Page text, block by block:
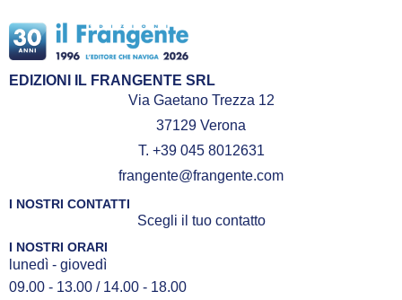
EDIZIONI IL FRANGENTE SRL
Via Gaetano Trezza 12
37129 Verona
T. +39 045 8012631
frangente@frangente.com
I NOSTRI CONTATTI
Scegli il tuo contatto
I NOSTRI ORARI
lunedì - giovedì
09.00 - 13.00 / 14.00 - 18.00